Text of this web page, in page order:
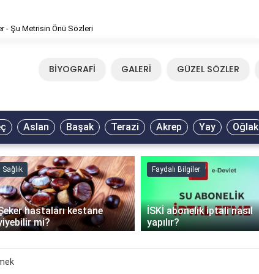
- Şu Metrisin Önü Sözleri
BİYOGRAFİ GALERİ GÜZEL SÖZLER
Aslan Başak Terazi Akrep Yay Oğlak
Sağlık
hastaları kestane
mi?
Faydalı Bilgiler
İSKİ abonelik iptali nasıl
yapılır?